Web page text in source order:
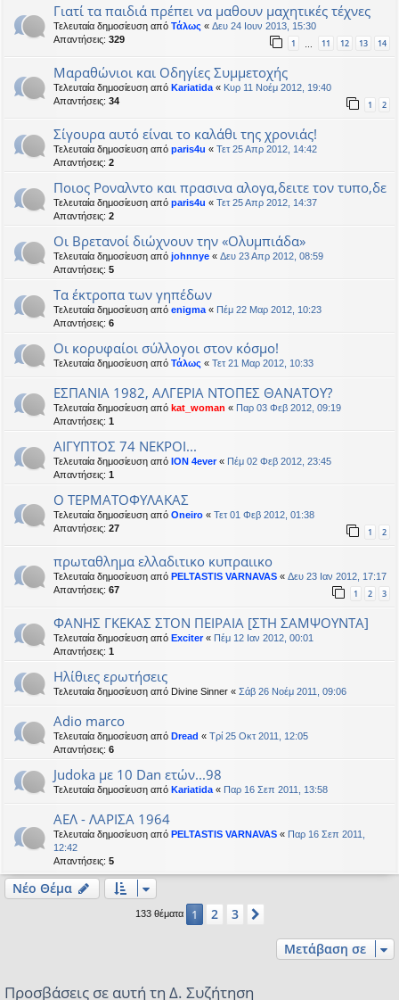
Γιατί τα παιδιά πρέπει να μαθουν μαχητικές τέχνες
Τελευταία δημοσίευση από Τάλως « Δευ 24 Ιουν 2013, 15:30
Απαντήσεις: 329 1 … 11 12 13 14
Μαραθώνιοι και Οδηγίες Συμμετοχής
Τελευταία δημοσίευση από Kariatida « Κυρ 11 Νοέμ 2012, 19:40
Απαντήσεις: 34 1 2
Σίγουρα αυτό είναι το καλάθι της χρονιάς!
Τελευταία δημοσίευση από paris4u « Τετ 25 Απρ 2012, 14:42
Απαντήσεις: 2
Ποιος Ροναλντο και πρασινα αλογα,δειτε τον τυπο,δε
Τελευταία δημοσίευση από paris4u « Τετ 25 Απρ 2012, 14:37
Απαντήσεις: 2
Οι Βρετανοί διώχνουν την «Ολυμπιάδα»
Τελευταία δημοσίευση από johnnye « Δευ 23 Απρ 2012, 08:59
Απαντήσεις: 5
Τα έκτροπα των γηπέδων
Τελευταία δημοσίευση από enigma « Πέμ 22 Μαρ 2012, 10:23
Απαντήσεις: 6
Οι κορυφαίοι σύλλογοι στον κόσμο!
Τελευταία δημοσίευση από Τάλως « Τετ 21 Μαρ 2012, 10:33
ΕΣΠΑΝΙΑ 1982, ΑΛΓΕΡΙΑ ΝΤΟΠΕΣ ΘΑΝΑΤΟΥ?
Τελευταία δημοσίευση από kat_woman « Παρ 03 Φεβ 2012, 09:19
Απαντήσεις: 1
ΑΙΓΥΠΤΟΣ 74 ΝΕΚΡΟΙ...
Τελευταία δημοσίευση από ION 4ever« Πέμ 02 Φεβ 2012, 23:45
Απαντήσεις: 1
Ο ΤΕΡΜΑΤΟΦΥΛΑΚΑΣ
Τελευταία δημοσίευση από Oneiro « Τετ 01 Φεβ 2012, 01:38
Απαντήσεις: 27 1 2
πρωταθλημα ελλαδιτικο κυπραιικο
Τελευταία δημοσίευση από PELTASTIS VARNAVAS « Δευ 23 Ιαν 2012, 17:17
Απαντήσεις: 67 1 2 3
ΦΑΝΗΣ ΓΚΕΚΑΣ ΣΤΟΝ ΠΕΙΡΑΙΑ [ΣΤΗ ΣΑΜΨΟΥΝΤΑ]
Τελευταία δημοσίευση από Exciter« Πέμ 12 Ιαν 2012, 00:01
Απαντήσεις: 1
Ηλίθιες ερωτήσεις
Τελευταία δημοσίευση από Divine Sinner « Σάβ 26 Νοέμ 2011, 09:06
Adio marco
Τελευταία δημοσίευση από Dread « Τρί 25 Οκτ 2011, 12:05
Απαντήσεις: 6
Judoka με 10 Dan ετών...98
Τελευταία δημοσίευση από Kariatida « Παρ 16 Σεπ 2011, 13:58
ΑΕΛ - ΛΑΡΙΣΑ 1964
Τελευταία δημοσίευση από PELTASTIS VARNAVAS « Παρ 16 Σεπ 2011,
12:42
Απαντήσεις: 5
Νέο Θέμα
133 θέματα 1 2 3
Μετάβαση σε
Προσβάσεις σε αυτή τη Δ. Συζήτηση